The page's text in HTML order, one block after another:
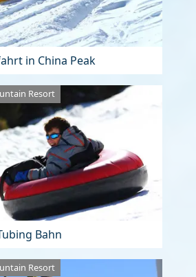
in China Peak
Resort
Bahn
Resort